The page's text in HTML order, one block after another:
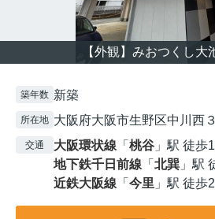
【外観】みおつくし
築年数 新築
所在地 大阪府大阪市生野区中川西
交通 大阪環状線 「 桃谷 」駅 徒歩
地下鉄千日前線 「 北巽 」駅
近鉄大阪線 「 今里 」駅 徒歩